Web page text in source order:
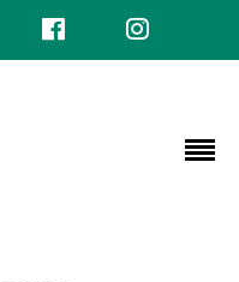
WhatsAppFacebook